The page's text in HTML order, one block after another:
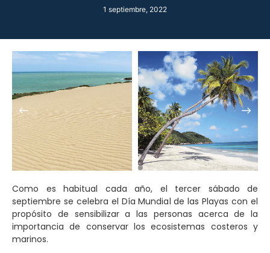
1 septiembre, 2022
Como es habitual cada año, el tercer sábado de
septiembre se celebra el Día Mundial de las Playas con el
propósito de sensibilizar a las personas acerca de la
importancia de conservar los ecosistemas costeros y
marinos.